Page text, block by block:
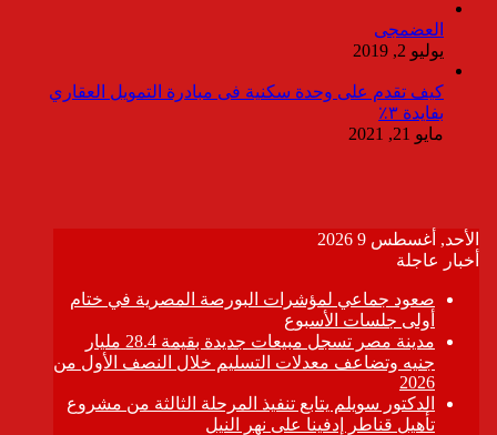
العضمجى
يوليو 2, 2019
كيف تقدم على وحدة سكنية فى مبادرة التمويل العقاري
بفايدة ٣٪
مايو 21, 2021